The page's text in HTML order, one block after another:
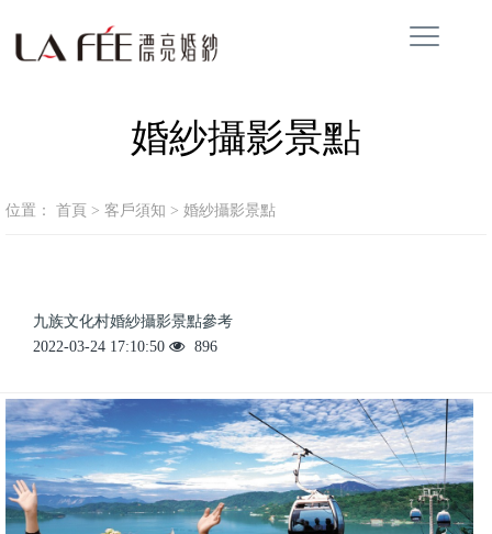
婚紗攝影景點
位置： 首頁 > 客戶須知 > 婚紗攝影景點
九族文化村婚紗攝影景點參考
2022-03-24 17:10:50 896